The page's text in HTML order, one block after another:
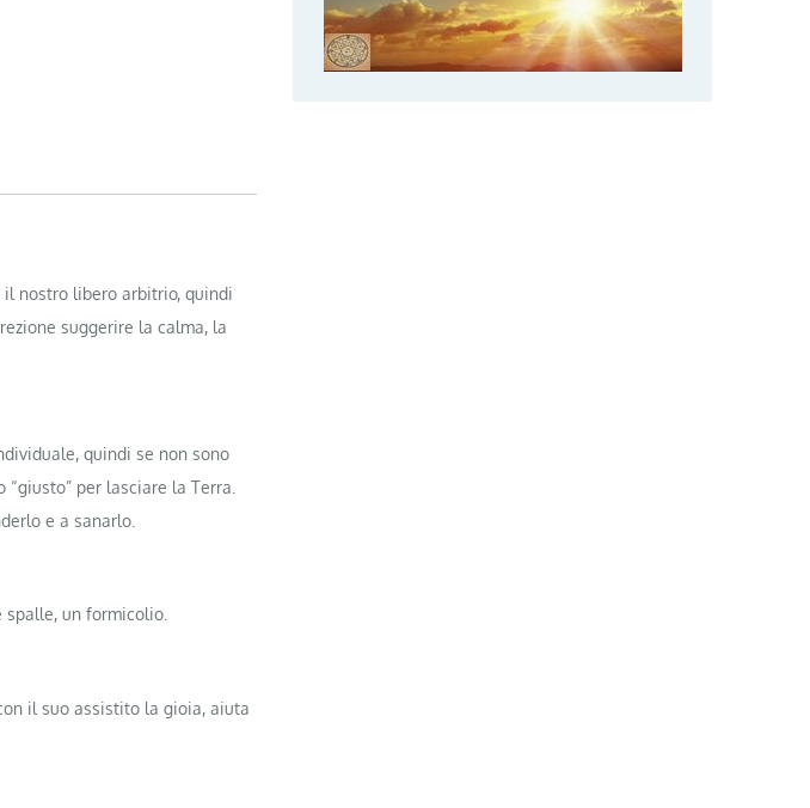
il nostro libero arbitrio, quindi
suggerire la calma, la
quindi se non sono
per lasciare la Terra.
e a sanarlo.
spalle, un formicolio.
il suo assistito la gioia, aiuta